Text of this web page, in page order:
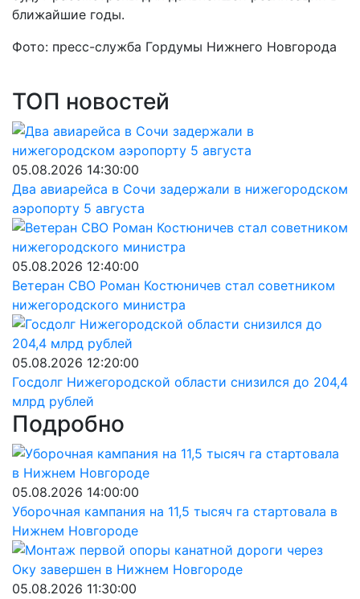
ближайшие годы.
Фото: пресс-служба Гордумы Нижнего Новгорода
ТОП новостей
05.08.2026 14:30:00
Два авиарейса в Сочи задержали в нижегородском
аэропорту 5 августа
05.08.2026 12:40:00
Ветеран СВО Роман Костюничев стал советником
нижегородского министра
05.08.2026 12:20:00
Госдолг Нижегородской области снизился до 204,4
млрд рублей
Подробно
05.08.2026 14:00:00
Уборочная кампания на 11,5 тысяч га стартовала в
Нижнем Новгороде
05.08.2026 11:30:00